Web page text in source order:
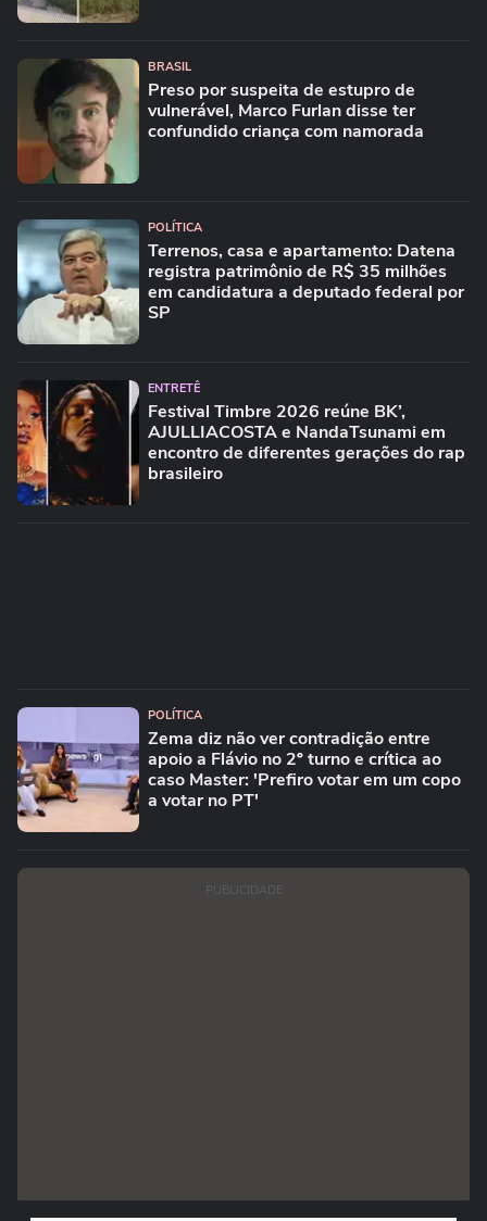
BRASIL
Preso por suspeita de estupro de
vulnerável, Marco Furlan disse ter
confundido criança com namorada
POLÍTICA
Terrenos, casa e apartamento: Datena
registra patrimônio de R$ 35 milhões
em candidatura a deputado federal por
SP
ENTRETÊ
Festival Timbre 2026 reúne BK’,
AJULLIACOSTA e NandaTsunami em
encontro de diferentes gerações do rap
brasileiro
POLÍTICA
Zema diz não ver contradição entre
apoio a Flávio no 2º turno e crítica ao
caso Master: 'Prefiro votar em um copo
a votar no PT'
PUBLICIDADE